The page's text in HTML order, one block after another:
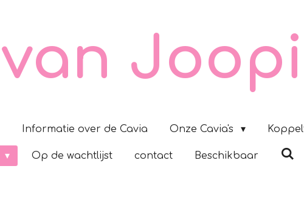
Informatie over de Cavia Onze Cavia's
Op de wachtlijst contact Beschikbaar